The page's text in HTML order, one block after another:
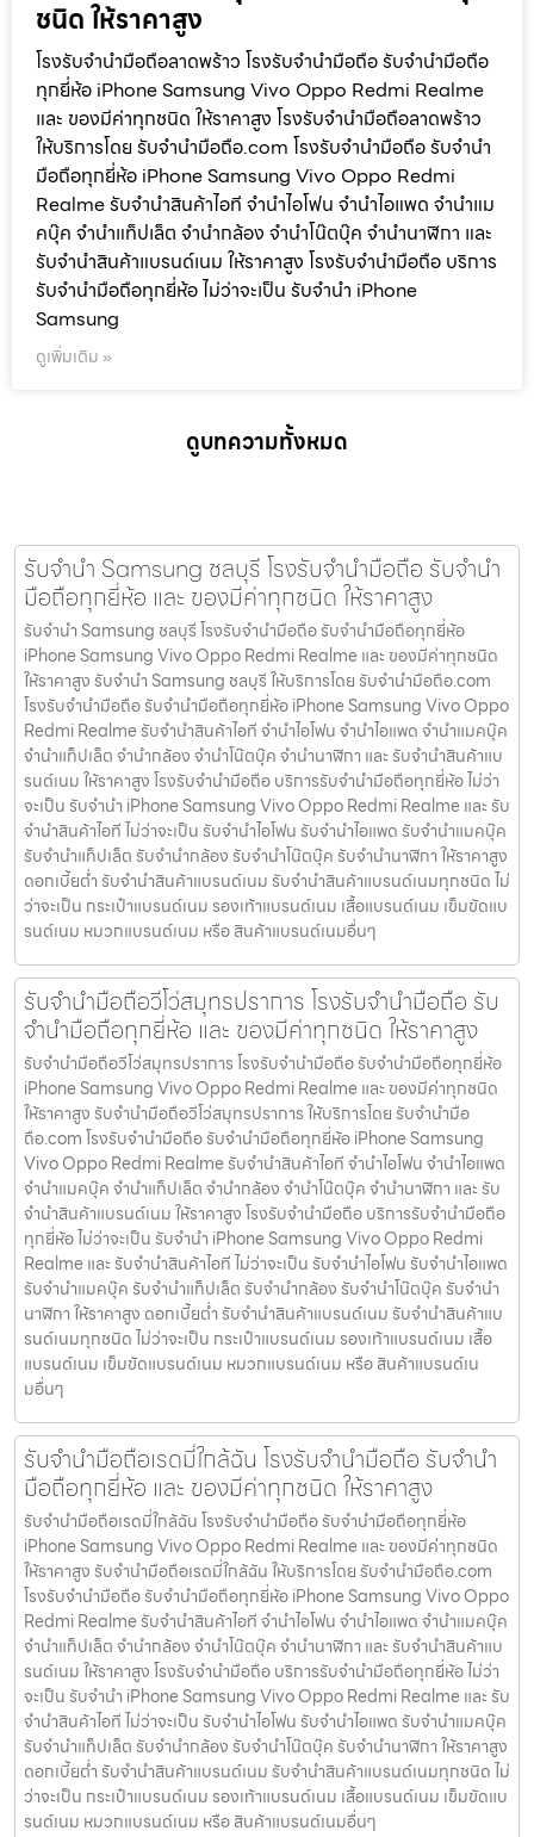
ชนิด ให้ราคาสูง
โรงรับจำนำมือถือลาดพร้าว โรงรับจำนำมือถือ รับจำนำมือถือ
ทุกยี่ห้อ iPhone Samsung Vivo Oppo Redmi Realme
และ ของมีค่าทุกชนิด ให้ราคาสูง โรงรับจำนำมือถือลาดพร้าว
ให้บริการโดย รับจํานํามือถือ.com โรงรับจำนำมือถือ รับจำนำ
มือถือทุกยี่ห้อ iPhone Samsung Vivo Oppo Redmi
Realme รับจำนำสินค้าไอที จำนำไอโฟน จำนำไอแพด จำนำแม
คบุ๊ค จำนำแท็ปเล็ต จำนำกล้อง จำนำโน๊ตบุ๊ค จำนำนาฬิกา และ
รับจำนำสินค้าแบรนด์เนม ให้ราคาสูง โรงรับจำนำมือถือ บริการ
รับจำนำมือถือทุกยี่ห้อ ไม่ว่าจะเป็น รับจำนำ iPhone
Samsung
ดูเพิ่มเติม »
ดูบทความทั้งหมด
รับจำนำ Samsung ชลบุรี โรงรับจำนำมือถือ รับจำนำ
มือถือทุกยี่ห้อ และ ของมีค่าทุกชนิด ให้ราคาสูง
รับจำนำ Samsung ชลบุรี โรงรับจำนำมือถือ รับจำนำมือถือทุกยี่ห้อ
iPhone Samsung Vivo Oppo Redmi Realme และ ของมีค่าทุกชนิด
ให้ราคาสูง รับจำนำ Samsung ชลบุรี ให้บริการโดย รับจํานํามือถือ.com
โรงรับจำนำมือถือ รับจำนำมือถือทุกยี่ห้อ iPhone Samsung Vivo Oppo
Redmi Realme รับจำนำสินค้าไอที จำนำไอโฟน จำนำไอแพด จำนำแมคบุ๊ค
จำนำแท็ปเล็ต จำนำกล้อง จำนำโน๊ตบุ๊ค จำนำนาฬิกา และ รับจำนำสินค้าแบ
รนด์เนม ให้ราคาสูง โรงรับจำนำมือถือ บริการรับจำนำมือถือทุกยี่ห้อ ไม่ว่า
จะเป็น รับจำนำ iPhone Samsung Vivo Oppo Redmi Realme และ รับ
จำนำสินค้าไอที ไม่ว่าจะเป็น รับจำนำไอโฟน รับจำนำไอแพด รับจำนำแมคบุ๊ค
รับจำนำแท็ปเล็ต รับจำนำกล้อง รับจำนำโน๊ตบุ๊ค รับจำนำนาฬิกา ให้ราคาสูง
ดอกเบี้ยต่ำ รับจำนำสินค้าแบรนด์เนม รับจำนำสินค้าแบรนด์เนมทุกชนิด ไม่
ว่าจะเป็น กระเป๋าแบรนด์เนม รองเท้าแบรนด์เนม เสื้อแบรนด์เนม เข็มขัดแบ
รนด์เนม หมวกแบรนด์เนม หรือ สินค้าแบรนด์เนมอื่นๆ
รับจำนำมือถือวีโว่สมุทรปราการ โรงรับจำนำมือถือ รับ
จำนำมือถือทุกยี่ห้อ และ ของมีค่าทุกชนิด ให้ราคาสูง
รับจำนำมือถือวีโว่สมุทรปราการ โรงรับจำนำมือถือ รับจำนำมือถือทุกยี่ห้อ
iPhone Samsung Vivo Oppo Redmi Realme และ ของมีค่าทุกชนิด
ให้ราคาสูง รับจำนำมือถือวีโว่สมุทรปราการ ให้บริการโดย รับจํานํามือ
ถือ.com โรงรับจำนำมือถือ รับจำนำมือถือทุกยี่ห้อ iPhone Samsung
Vivo Oppo Redmi Realme รับจำนำสินค้าไอที จำนำไอโฟน จำนำไอแพด
จำนำแมคบุ๊ค จำนำแท็ปเล็ต จำนำกล้อง จำนำโน๊ตบุ๊ค จำนำนาฬิกา และ รับ
จำนำสินค้าแบรนด์เนม ให้ราคาสูง โรงรับจำนำมือถือ บริการรับจำนำมือถือ
ทุกยี่ห้อ ไม่ว่าจะเป็น รับจำนำ iPhone Samsung Vivo Oppo Redmi
Realme และ รับจำนำสินค้าไอที ไม่ว่าจะเป็น รับจำนำไอโฟน รับจำนำไอแพด
รับจำนำแมคบุ๊ค รับจำนำแท็ปเล็ต รับจำนำกล้อง รับจำนำโน๊ตบุ๊ค รับจำนำ
นาฬิกา ให้ราคาสูง ดอกเบี้ยต่ำ รับจำนำสินค้าแบรนด์เนม รับจำนำสินค้าแบ
รนด์เนมทุกชนิด ไม่ว่าจะเป็น กระเป๋าแบรนด์เนม รองเท้าแบรนด์เนม เสื้อ
แบรนด์เนม เข็มขัดแบรนด์เนม หมวกแบรนด์เนม หรือ สินค้าแบรนด์เน
มอื่นๆ
รับจำนำมือถือเรดมี่ใกล้ฉัน โรงรับจำนำมือถือ รับจำนำ
มือถือทุกยี่ห้อ และ ของมีค่าทุกชนิด ให้ราคาสูง
รับจำนำมือถือเรดมี่ใกล้ฉัน โรงรับจำนำมือถือ รับจำนำมือถือทุกยี่ห้อ
iPhone Samsung Vivo Oppo Redmi Realme และ ของมีค่าทุกชนิด
ให้ราคาสูง รับจำนำมือถือเรดมี่ใกล้ฉัน ให้บริการโดย รับจํานํามือถือ.com
โรงรับจำนำมือถือ รับจำนำมือถือทุกยี่ห้อ iPhone Samsung Vivo Oppo
Redmi Realme รับจำนำสินค้าไอที จำนำไอโฟน จำนำไอแพด จำนำแมคบุ๊ค
จำนำแท็ปเล็ต จำนำกล้อง จำนำโน๊ตบุ๊ค จำนำนาฬิกา และ รับจำนำสินค้าแบ
รนด์เนม ให้ราคาสูง โรงรับจำนำมือถือ บริการรับจำนำมือถือทุกยี่ห้อ ไม่ว่า
จะเป็น รับจำนำ iPhone Samsung Vivo Oppo Redmi Realme และ รับ
จำนำสินค้าไอที ไม่ว่าจะเป็น รับจำนำไอโฟน รับจำนำไอแพด รับจำนำแมคบุ๊ค
รับจำนำแท็ปเล็ต รับจำนำกล้อง รับจำนำโน๊ตบุ๊ค รับจำนำนาฬิกา ให้ราคาสูง
ดอกเบี้ยต่ำ รับจำนำสินค้าแบรนด์เนม รับจำนำสินค้าแบรนด์เนมทุกชนิด ไม่
ว่าจะเป็น กระเป๋าแบรนด์เนม รองเท้าแบรนด์เนม เสื้อแบรนด์เนม เข็มขัดแบ
รนด์เนม หมวกแบรนด์เนม หรือ สินค้าแบรนด์เนมอื่นๆ